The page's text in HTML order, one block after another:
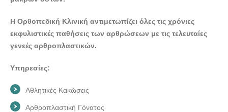
Η Ορθοπεδική Κλινική αντιμετωπίζει όλες τις χρόνιες
εκφυλιστικές παθήσεις των αρθρώσεων με τις τελευταίες
γενεές αρθροπλαστικών.
Υπηρεσίες:
Αθλητικές Κακώσεις
Αρθροπλαστική Γόνατος